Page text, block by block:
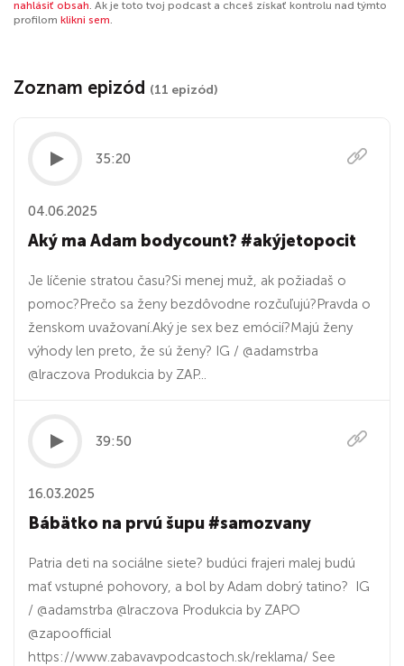
nahlásiť obsah. Ak je toto tvoj podcast a chceš získať kontrolu nad týmto
profilom klikni sem.
Zoznam epizód (11 epizód)
35:20
04.06.2025
Aký ma Adam bodycount? #akýjetopocit
Je líčenie stratou času?Si menej muž, ak požiadaš o
pomoc?Prečo sa ženy bezdôvodne rozčuľujú?Pravda o
ženskom uvažovaní.Aký je sex bez emócií?Majú ženy
výhody len preto, že sú ženy? IG / @adamstrba
@lraczova Produkcia by ZAP...
39:50
16.03.2025
Bábätko na prvú šupu #samozvany
Patria deti na sociálne siete? budúci frajeri malej budú
mať vstupné pohovory, a bol by Adam dobrý tatino? IG
/ @adamstrba @lraczova Produkcia by ZAPO
@zapoofficial
https://www.zabavavpodcastoch.sk/reklama/ See